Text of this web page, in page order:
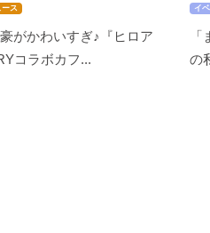
ース
がかわいすぎ♪『ヒロア
コラボカフ...
イ
の